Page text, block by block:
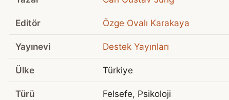
Editör Özge Ovalı Karakaya
Yayınevi Destek Yayınları
Ülke Türkiye
Türü Felsefe, Psikoloji